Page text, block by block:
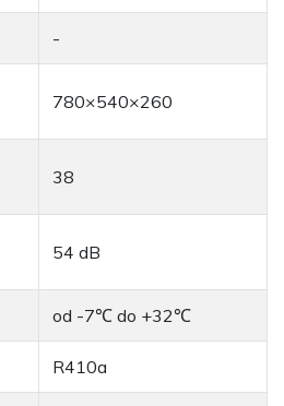
-
780×540×260
38
54 dB
od -7℃ do +32℃
R410a